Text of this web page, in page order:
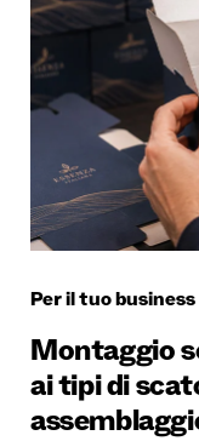
Per il tuo business
Montaggio
ai tipi di